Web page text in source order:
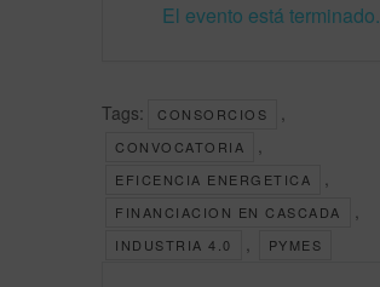
El evento está terminado.
Tags: CONSORCIOS ,
CONVOCATORIA ,
EFICENCIA ENERGETICA ,
FINANCIACION EN CASCADA ,
INDUSTRIA 4.0 , PYMES